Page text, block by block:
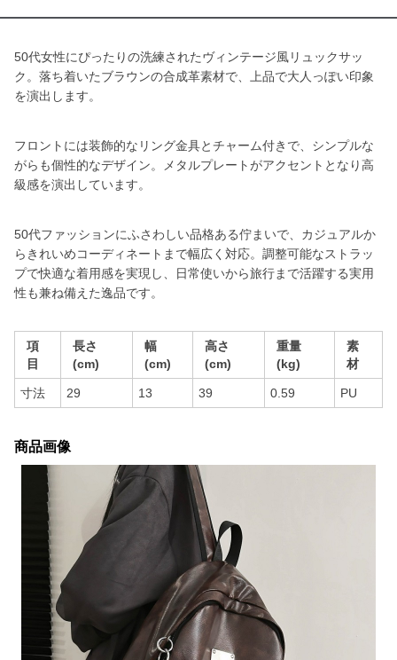
50代女性にぴったりの洗練されたヴィンテージ風リュックサッ
ク。落ち着いたブラウンの合成革素材で、上品で大人っぽい印象
を演出します。
フロントには装飾的なリング金具とチャーム付きで、シンプルな
がらも個性的なデザイン。メタルプレートがアクセントとなり高
級感を演出しています。
50代ファッションにふさわしい品格ある佇まいで、カジュアルか
らきれいめコーディネートまで幅広く対応。調整可能なストラッ
プで快適な着用感を実現し、日常使いから旅行まで活躍する実用
性も兼ね備えた逸品です。
項
目
長さ
(cm)
幅
(cm)
高さ
(cm)
重量
(kg)
素
材
寸法 29 13 39 0.59 PU
商品画像